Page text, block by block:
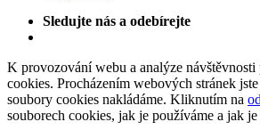
Sledujte nás a odebírejte
K provozování webu a analýze
cookies. Procházením webových stránek
soubory cookies nakládáme. Kliknutím na
souborech cookies, jak je používáme a jak